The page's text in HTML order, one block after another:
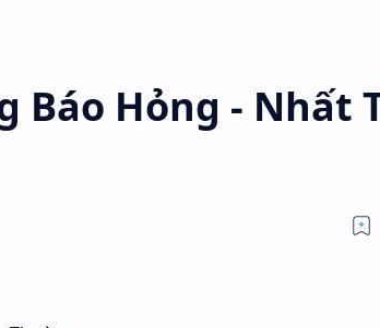
Báo Hỏng - Nhất